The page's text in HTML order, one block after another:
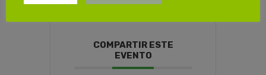
COMPARTIR ESTE
EVENTO